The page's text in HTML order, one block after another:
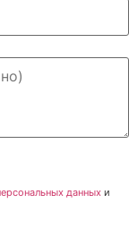
данных и